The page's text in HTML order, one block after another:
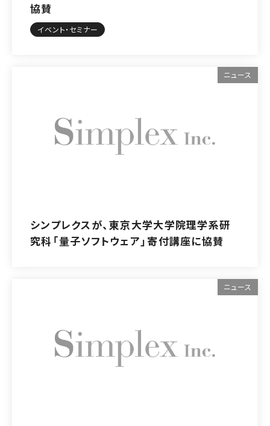
協賛
イベント・セミナー
ニュース
シンプレクスが、東京大学大学院理学系研
究科「量子ソフトウェア」寄付講座に協賛
ニュース